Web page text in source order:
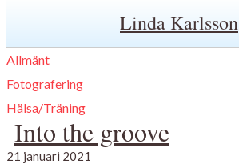
Linda Karlsson
Allmänt
Fotografering
Hälsa/Träning
Into the groove
21 januari 2021